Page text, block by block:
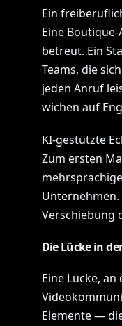
Ein
Eine
betreut. Ein
Teams, die
jeden Anruf
wichen auf
KI-gestützte
Zum ersten
Verschiebung
Die Lücke in
Eine Lücke,
Elemente —